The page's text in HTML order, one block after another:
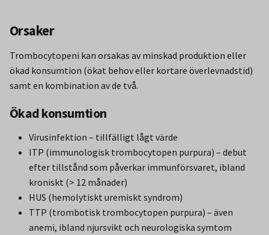
Orsaker
Trombocytopeni kan orsakas av minskad produktion eller
ökad konsumtion (ökat behov eller kortare överlevnadstid)
samt en kombination av de två.
Ökad konsumtion
Virusinfektion – tillfälligt lågt värde
ITP (immunologisk trombocytopen purpura) – debut
efter tillstånd som påverkar immunförsvaret, ibland
kroniskt (> 12 månader)
HUS (hemolytiskt uremiskt syndrom)
TTP (trombotisk trombocytopen purpura) – även
anemi, ibland njursvikt och neurologiska symtom